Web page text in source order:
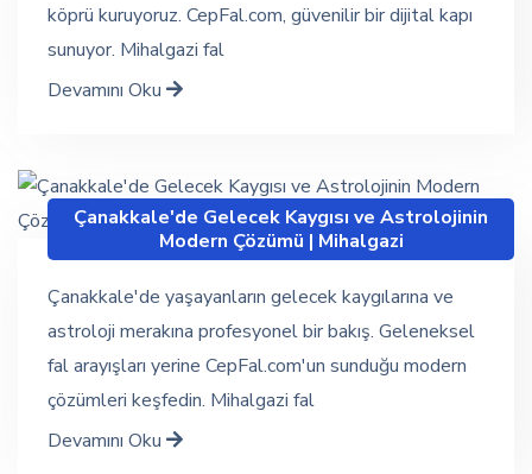
köprü kuruyoruz. CepFal.com, güvenilir bir dijital kapı
sunuyor. Mihalgazi fal
Devamını Oku
Çanakkale'de Gelecek Kaygısı ve Astrolojinin
Modern Çözümü | Mihalgazi
Çanakkale'de yaşayanların gelecek kaygılarına ve
astroloji merakına profesyonel bir bakış. Geleneksel
fal arayışları yerine CepFal.com'un sunduğu modern
çözümleri keşfedin. Mihalgazi fal
Devamını Oku